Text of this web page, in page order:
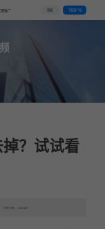
理推广 登录 下载客户端
？试试看
浏览次数：12342次